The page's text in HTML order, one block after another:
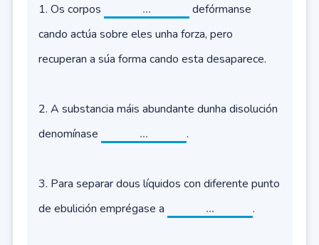
1. Os corpos
defórmanse
cando actúa sobre eles unha forza, pero
recuperan a súa forma cando esta desaparece.
2. A substancia máis abundante dunha disolución
denomínase
.
3. Para separar dous líquidos con diferente punto
de ebulición emprégase a
.